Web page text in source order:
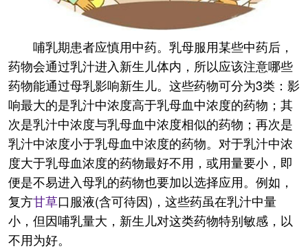
哺乳期患者应慎用中药。乳母服用某些中药后，
药物会通过乳汁进入新生儿体内，所以应该注意哪些
药物能通过母乳影响新生儿。这些药物可分为3类：影
响最大的是乳汁中浓度高于乳母血中浓度的药物；其
次是乳汁中浓度与乳母血中浓度相似的药物；再次是
乳汁中浓度小于乳母血中浓度的药物。对于乳汁中浓
度大于乳母血浓度的药物最好不用，或用量要小，即
便是不易进入母乳的药物也要加以选择应用。例如，
复方甘草口服液(含可待因)，这些药虽在乳汁中量
小，但因哺乳量大，新生儿对这类药物特别敏感，以
不用为好。